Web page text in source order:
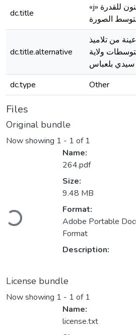
dc.title
«j» تقنين اختبار أوتيس لينون للقدرة
الصورة
dc.title.alternative
من تلاميذ
ولاية
سيدي بلعباس
dc.type Other
Files
Original bundle
Now showing 1 - 1 of 1
Loading...
Name:
264.pdf
Size:
9.48 MB
Format:
Adobe Portable
Format
Description:
License bundle
Now showing 1 - 1 of 1
Name:
license.txt